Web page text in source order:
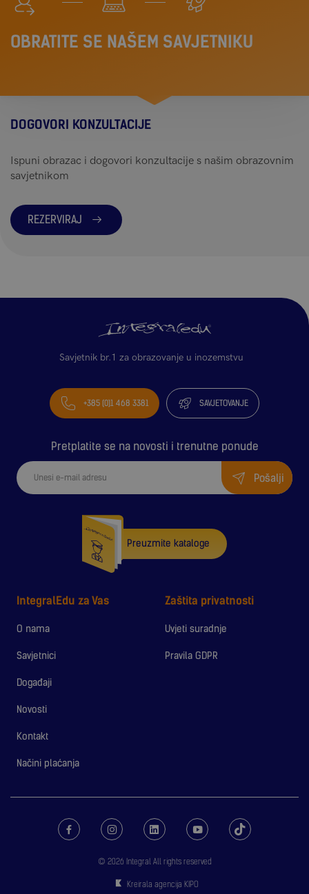
OBRATITE SE NAŠEM SAVJETNIKU
DOGOVORI KONZULTACIJE
Ispuni obrazac i dogovori konzultacije s našim obrazovnim
savjetnikom
REZERVIRAJ
Savjetnik br.1 za obrazovanje u inozemstvu
+385 (0)1 468 3381 SAVJETOVANJE
IntegralEdu za Vas
O nama
Savjetnici
Događaji
Novosti
Kontakt
Načini plaćanja
Zaštita privatnosti
Uvjeti suradnje
Pravila GDPR
Pretplatite se na novosti i trenutne ponude
Pošalji
Preuzmite kataloge
© 2026 Integral All rights reserved
Kreirala agencija KIPO